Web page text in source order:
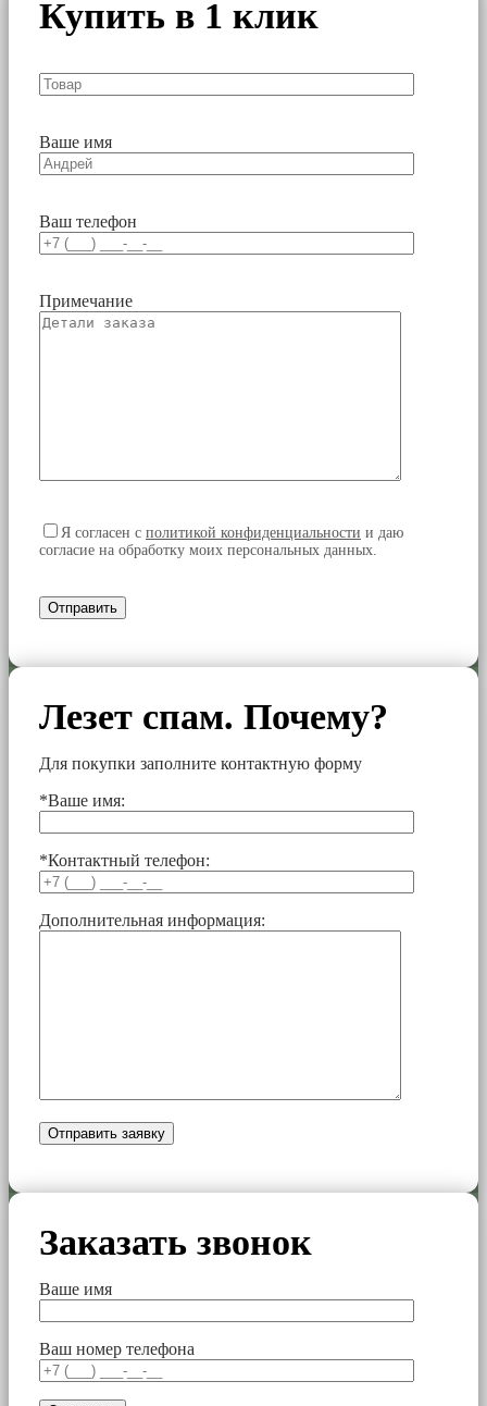
Купить в 1 клик
Ваше имя
Ваш телефон
Примечание
Я согласен с политикой конфиденциальности и даю
согласие на обработку моих персональных данных.
Лезет спам. Почему?
Для покупки заполните контактную форму
*Ваше имя:
*Контактный телефон:
Дополнительная информация:
Заказать звонок
Ваше имя
Ваш номер телефона